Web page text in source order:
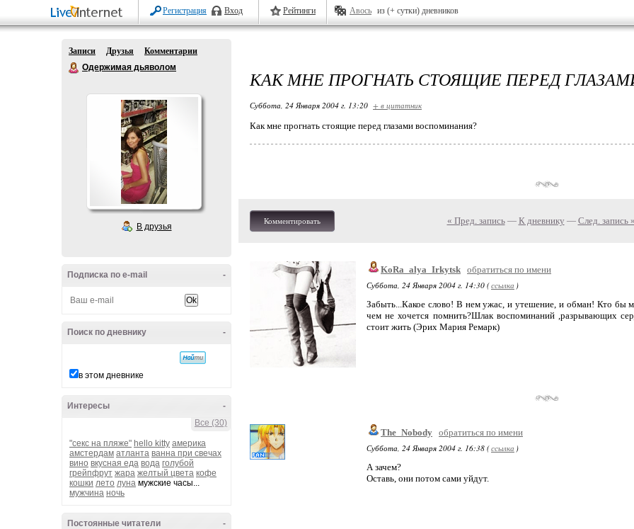
Регистрация Вход Рейтинги Авось из (+ сутки) дневников
Записи Друзья
Комментарии
Одержимая дьяволом
В друзья
-
Подписка по e-mail
-
Поиск по дневнику
в этом дневнике
-
Интересы
Все (30)
"секс на пляже" hello kitty америка
амстердам атланта ванна при свечах
вино вкусная еда вода голубой
грейпфрут жара желтый цвета кофе
кошки лето луна мужские часы...
мужчина ночь
-
Постоянные читатели
КАК МНЕ ПРОГНАТЬ СТОЯЩИЕ ПЕРЕД
Суббота, 24 Января 2004 г. 13:20 + в цитатник
Как мне прогнать стоящие перед глазами воспоминания?
Комментировать « Пред. запись— К дневнику — След. запись »
KoRa_alya_Irkytsk обратиться по имени
Суббота, 24 Января 2004 г. 14:30 (ссылка )
Забыть...Какое слово! В нем ужас, и утешение, и обман! Кто бы
чем не хочется помнить?Шлак воспоминаний ,разрывающих
стоит жить (Эрих Мария Ремарк)
The_Nobody обратиться по имени
Суббота, 24 Января 2004 г. 16:38 (ссылка )
А зачем?
Оставь, они потом сами уйдут.